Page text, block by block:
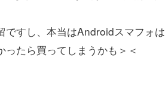
ですし、本当はAndroidスマフォは
たら買ってしまうかも＞＜